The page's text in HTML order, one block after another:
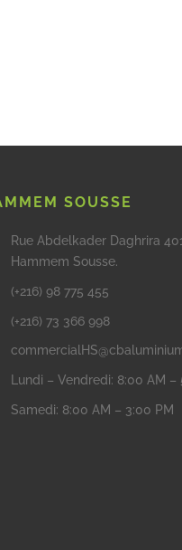
SOUSSE
Rue Abdelkader Daghrira
Hammem Sousse.
(+216) 98 775 455
(+216) 73 366 998
Lundi – Vendredi: 8:00 AM –
Samedi: 8:00 AM – 3:00 PM